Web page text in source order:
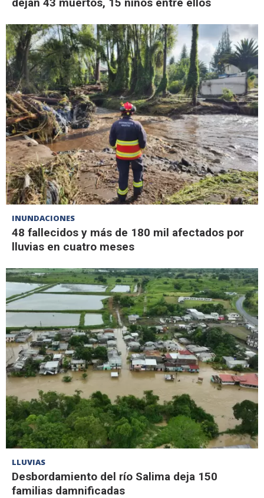
dejan 43 muertos, 15 niños entre ellos
INUNDACIONES
48 fallecidos y más de 180 mil afectados por
lluvias en cuatro meses
LLUVIAS
Desbordamiento del río Salima deja 150
familias damnificadas